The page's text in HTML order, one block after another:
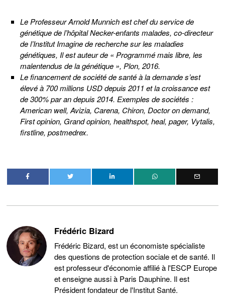
Le Professeur Arnold Munnich est chef du service de
génétique de l’hôpital Necker-enfants malades, co-directeur
de l’Institut Imagine de recherche sur les maladies
génétiques, Il est auteur de « Programmé mais libre, les
malentendus de la génétique », Plon, 2016.
Le financement de société de santé à la demande s’est
élevé à 700 millions USD depuis 2011 et la croissance est
de 300% par an depuis 2014. Exemples de sociétés :
American well, Avizia, Carena, Chiron, Doctor on demand,
First opinion, Grand opinion, healthspot, heal, pager, Vytalis,
firstline, postmedrex.
Frédéric Bizard
Frédéric Bizard, est un économiste spécialiste
des questions de protection sociale et de santé. Il
est professeur d'économie affilié à l'ESCP Europe
et enseigne aussi à Paris Dauphine. Il est
Président fondateur de l'Institut Santé.